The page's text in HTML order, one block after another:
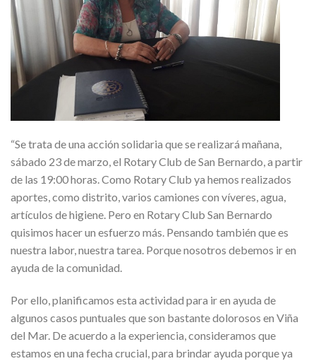
“Se trata de una acción solidaria que se realizará mañana,
sábado 23 de marzo, el Rotary Club de San Bernardo, a partir
de las 19:00 horas. Como Rotary Club ya hemos realizados
aportes, como distrito, varios camiones con víveres, agua,
artículos de higiene. Pero en Rotary Club San Bernardo
quisimos hacer un esfuerzo más. Pensando también que es
nuestra labor, nuestra tarea. Porque nosotros debemos ir en
ayuda de la comunidad.
Por ello, planificamos esta actividad para ir en ayuda de
algunos casos puntuales que son bastante dolorosos en Viña
del Mar. De acuerdo a la experiencia, consideramos que
estamos en una fecha crucial, para brindar ayuda porque ya